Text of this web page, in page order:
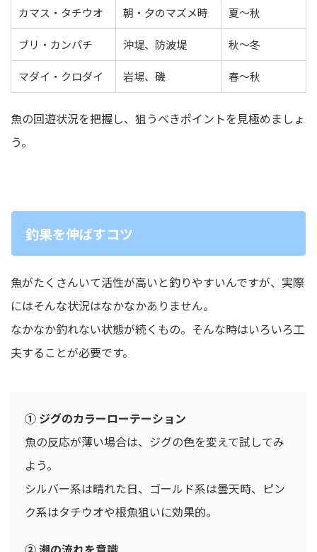
カマス・タチウオ 朝・夕のマズメ時 夏〜秋
ブリ・カンパチ 沖堤、防波堤 秋〜冬
マダイ・クロダイ 岩場、磯 春〜秋
魚の回遊状況を把握し、狙うべきポイントを見極めましょ
う。
釣果を伸ばすコツ
魚がたくさんいて活性が高いと釣りやすいんですが、実際
にはそんな状況はなかなかありません。
なかなか釣れない状態が続くもの。そんな時はいろいろ工
夫することが必要です。
① ジグのカラーローテーション
魚の反応が薄い場合は、ジグの色を変えて試してみ
よう。
シルバー系は晴れた日、ゴールド系は曇天時、ピン
ク系はタチウオや根魚狙いに効果的。